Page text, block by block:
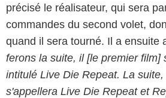
précisé le réalisateur, qui sera
commandes du second volet,
quand il sera tourné. Il a ensuite
ferons la suite, il [le premier film]
intitulé Live Die Repeat. La
s'appellera Live Die Repeat et